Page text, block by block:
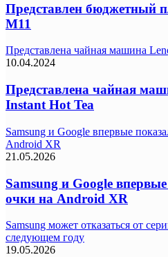
Представлен бюджетный
M11
Представлена чайная машина
10.04.2024
Представлена чайная
Instant Hot Tea
Samsung и Google впервые
Android XR
21.05.2026
Samsung и Google
очки на Android XR
Samsung может отказаться от
следующем году
19.05.2026